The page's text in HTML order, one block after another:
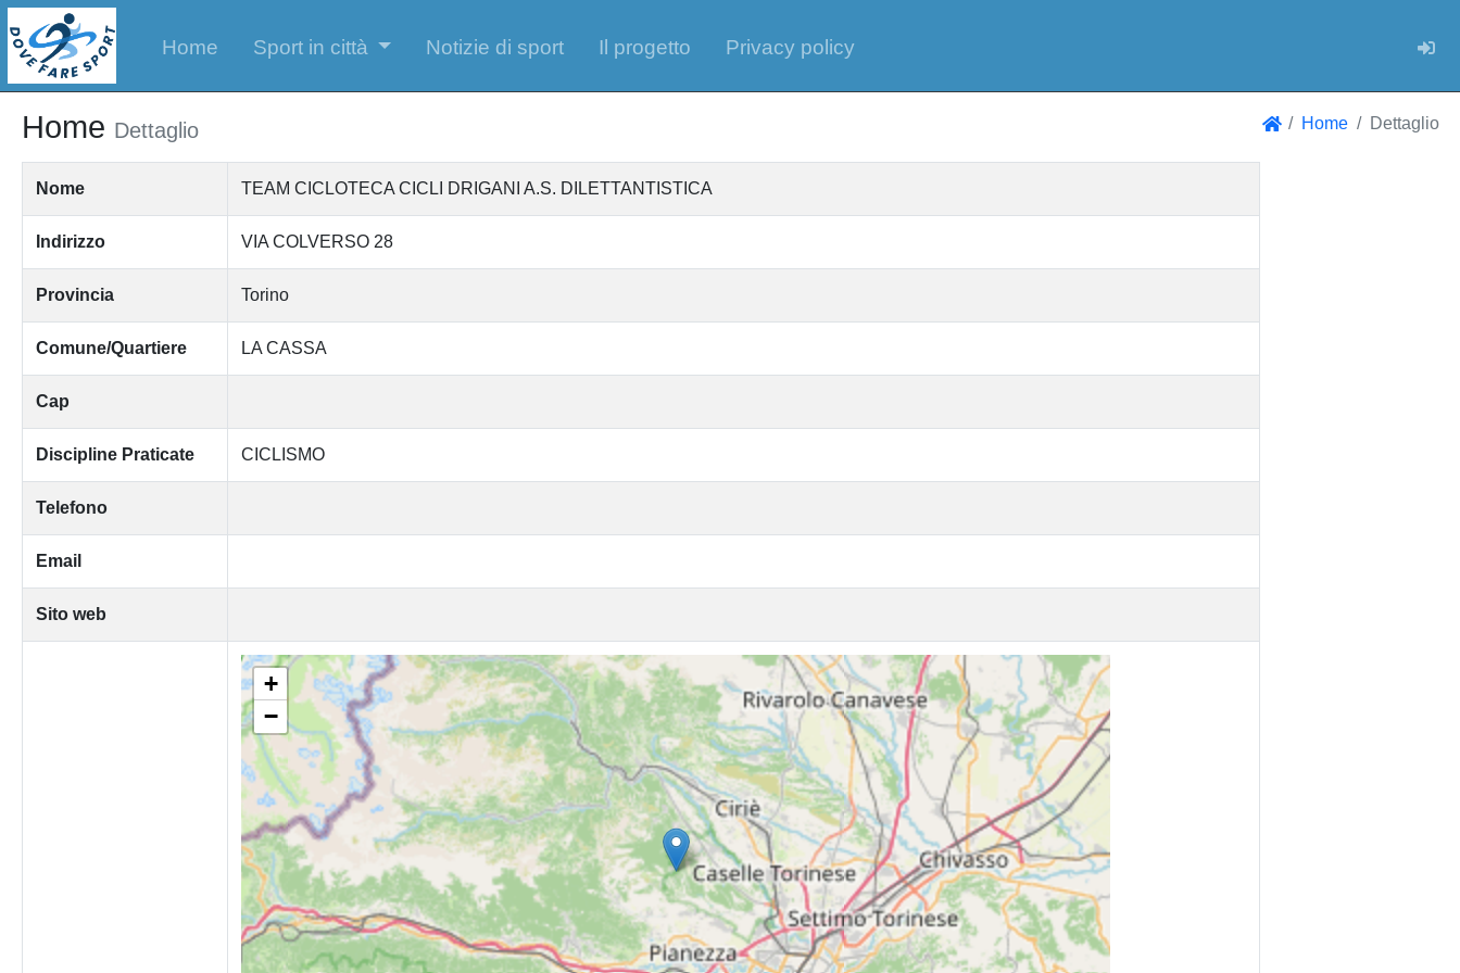
Home Sport in città Notizie di sport Il progetto Privacy policy
Home Dettaglio Home Dettaglio
Nome TEAM CICLOTECA CICLI DRIGANI A.S. DILETTANTISTICA
Indirizzo VIA COLVERSO 28
Provincia Torino
Comune/Quartiere LA CASSA
Cap
Discipline Praticate CICLISMO
Telefono
Email
Sito web
+
−